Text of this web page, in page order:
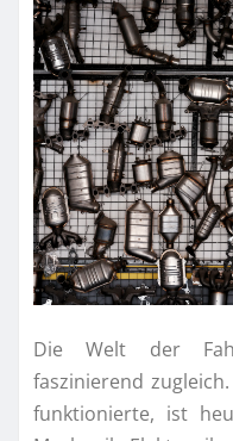
Die Welt der
faszinierend
funktionierte, ist